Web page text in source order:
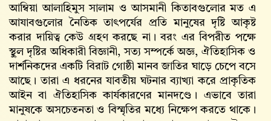
আম্বিয়া আলাহিমুস সালাম ও আসমানী কিতাবগুলোর মত এ
আযাবগুলোর নৈতিক তাৎপর্যের প্রতি মানুষের দৃষ্টি আকৃষ্ট
করার দায়িত্ব কেউ গ্রহণ করছে না। বরং এর বিপরীত পক্ষে
স্থুল দৃষ্টির অধিকারী বিজ্ঞানী, সত্য সম্পর্কে অজ্ঞ, ঐতিহাসিক ও
দার্শনিকদের একটি বিরাট গোষ্ঠী মানব জাতির ঘাড়ে চেপে বসে
আছে। তারা এ ধরনের যাবতীয় ঘটনার ব্যাখ্যা করে প্রাকৃতিক
আইন বা ঐতিহাসিক কার্যকারণের মানদণ্ডে। এভাবে তারা
মানুষকে অসচেতনতা ও বিস্মৃতির মধ্যে নিক্ষেপ করতে থাকে।